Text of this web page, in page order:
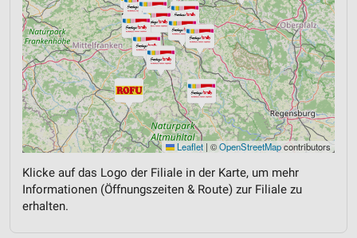
Leaflet | ©OpenStreetMapcontributors
Klicke auf das Logo der Filiale in der Karte, um mehr
Informationen (Öffnungszeiten & Route) zur Filiale zu
erhalten.